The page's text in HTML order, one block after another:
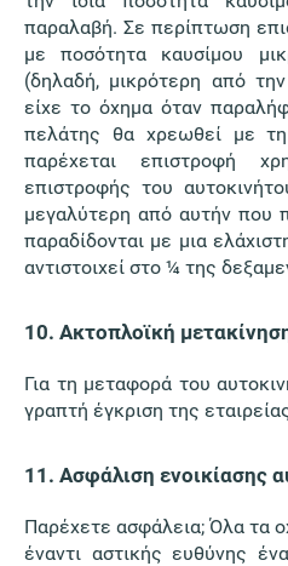
παραλαβή. Σε περίπτωση
με ποσότητα καυσίμου
(δηλαδή, μικρότερη από
είχε το όχημα όταν
πελάτης θα χρεωθεί με
παρέχεται επιστροφή
επιστροφής του
μεγαλύτερη από αυτήν που
παραδίδονται με μια
αντιστοιχεί στο ¼ της
10. Ακτοπλοϊκή
Για τη μεταφορά του
γραπτή έγκριση της
11. Ασφάλιση ενοικίασης
Παρέχετε ασφάλεια; Όλα τα
έναντι αστικής ευθύνης